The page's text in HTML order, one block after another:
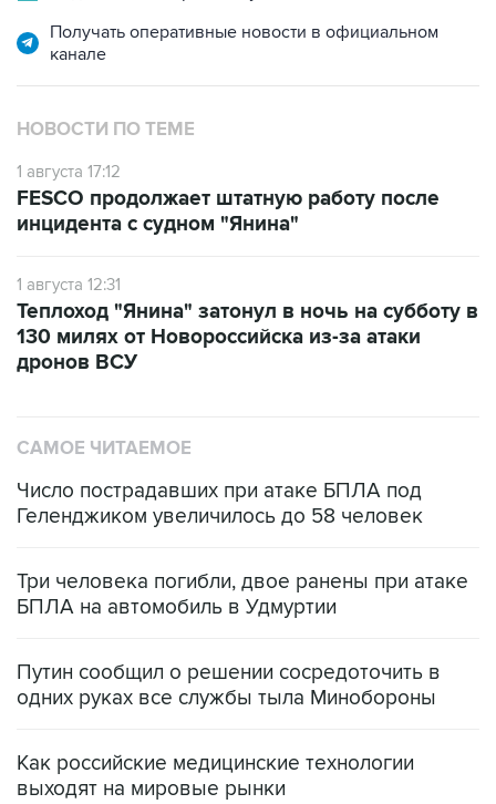
Получать оперативные новости в официальном
канале
НОВОСТИ ПО ТЕМЕ
1 августа 17:12
FESCO продолжает штатную работу после
инцидента с судном "Янина"
1 августа 12:31
Теплоход "Янина" затонул в ночь на субботу в
130 милях от Новороссийска из-за атаки
дронов ВСУ
САМОЕ ЧИТАЕМОЕ
Число пострадавших при атаке БПЛА под
Геленджиком увеличилось до 58 человек
Три человека погибли, двое ранены при атаке
БПЛА на автомобиль в Удмуртии
Путин сообщил о решении сосредоточить в
одних руках все службы тыла Минобороны
Как российские медицинские технологии
выходят на мировые рынки